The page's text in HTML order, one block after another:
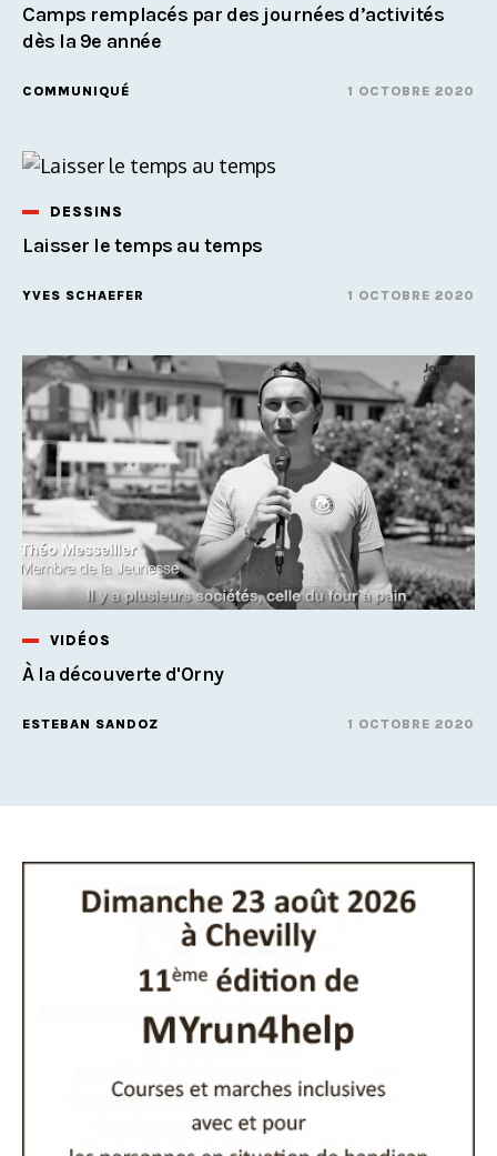
Camps remplacés par des journées d’activités
dès la 9e année
COMMUNIQUÉ 1 OCTOBRE 2020
DESSINS
Laisser le temps au temps
YVES SCHAEFER 1 OCTOBRE 2020
VIDÉOS
À la découverte d'Orny
ESTEBAN SANDOZ 1 OCTOBRE 2020